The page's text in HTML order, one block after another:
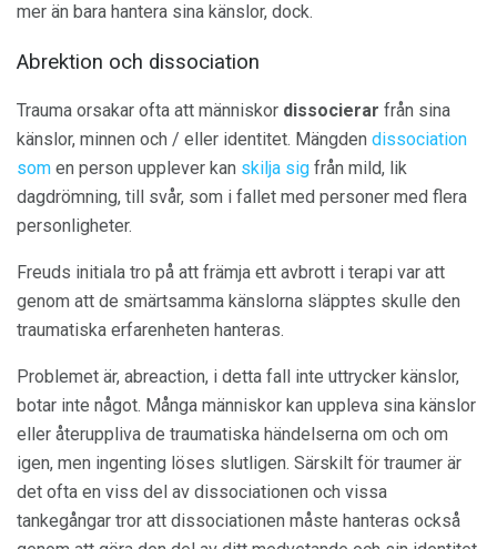
mer än bara hantera sina känslor, dock.
Abrektion och dissociation
Trauma orsakar ofta att människor dissocierar från sina
känslor, minnen och / eller identitet. Mängden dissociation
som en person upplever kan skilja sig från mild, lik
dagdrömning, till svår, som i fallet med personer med flera
personligheter.
Freuds initiala tro på att främja ett avbrott i terapi var att
genom att de smärtsamma känslorna släpptes skulle den
traumatiska erfarenheten hanteras.
Problemet är, abreaction, i detta fall inte uttrycker känslor,
botar inte något. Många människor kan uppleva sina känslor
eller återuppliva de traumatiska händelserna om och om
igen, men ingenting löses slutligen. Särskilt för traumer är
det ofta en viss del av dissociationen och vissa
tankegångar tror att dissociationen måste hanteras också